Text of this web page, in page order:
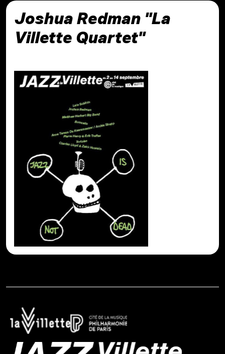
Joshua Redman "La
Villette Quartet"